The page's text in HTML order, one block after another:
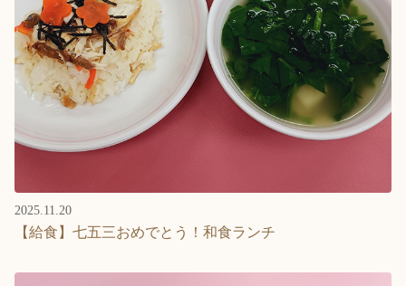
2025.11.20
【給食】七五三おめでとう！和食ランチ